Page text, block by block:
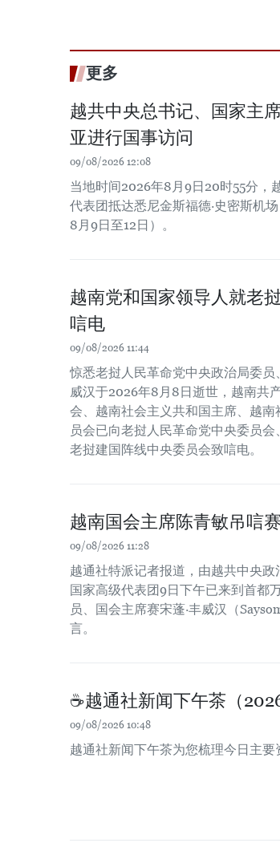
更多
越共中央总书记、国家主
亚进行国事访问
09/08/2026 12:08
当地时间2026年8月9日20时55分，
代表团抵达悉尼金斯福德·史密斯机
8月9日至12日）。
越南党和国家领导人就老
唁电
09/08/2026 11:44
惊悉老挝人民革命党中央政治局委
威汉于2026年8月8日逝世，越南共
会、越南社会主义共和国主席、越
员会已向老挝人民革命党中央委员
老挝建国阵线中央委员会致唁电。
越南国会主席陈青敏吊唁
09/08/2026 11:28
越通社特派记者报道，由越共中央
国家高级代表团9日下午已来到首都
员、国会主席赛宋蓬·丰威汉（
言。
☕️越通社新闻下午茶（
09/08/2026 10:48
越通社新闻下午茶为您梳理今日主要